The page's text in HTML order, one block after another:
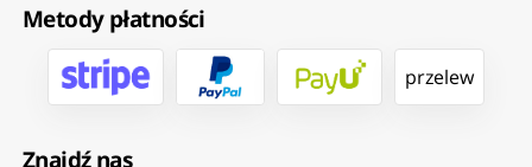
Metody płatności
przelew
Znajdź nas